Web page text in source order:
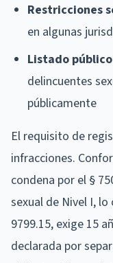
Restricciones
en algunas
Listado público
delincuentes
públicamente
El requisito de
infracciones.
condena por el §
sexual de Nivel I, lo
9799.15, exige 15
declarada por